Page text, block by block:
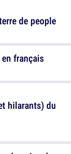
français
de people
hilarants) du